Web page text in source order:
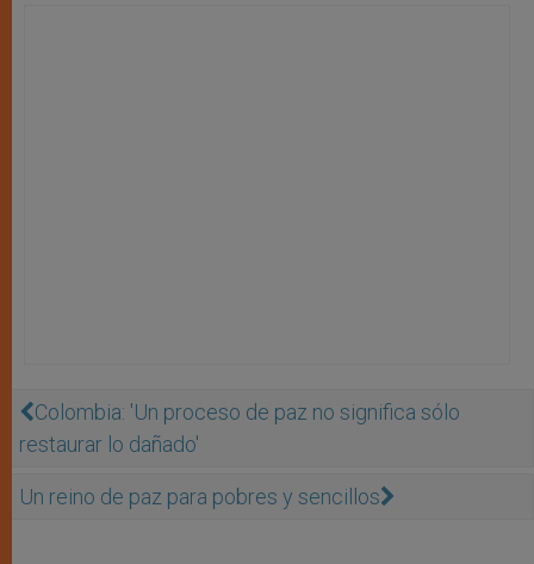
Colombia: 'Un proceso de paz no significa sólo
restaurar lo dañado'
Un reino de paz para pobres y sencillos